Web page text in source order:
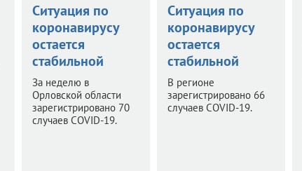
Ситуация по
коронавирусу
остается
стабильной
За неделю в
Орловской области
зарегистрировано 70
случаев COVID-19.
Ситуация по
коронавирусу
остается
стабильной
В регионе
зарегистрировано 66
случаев COVID-19.